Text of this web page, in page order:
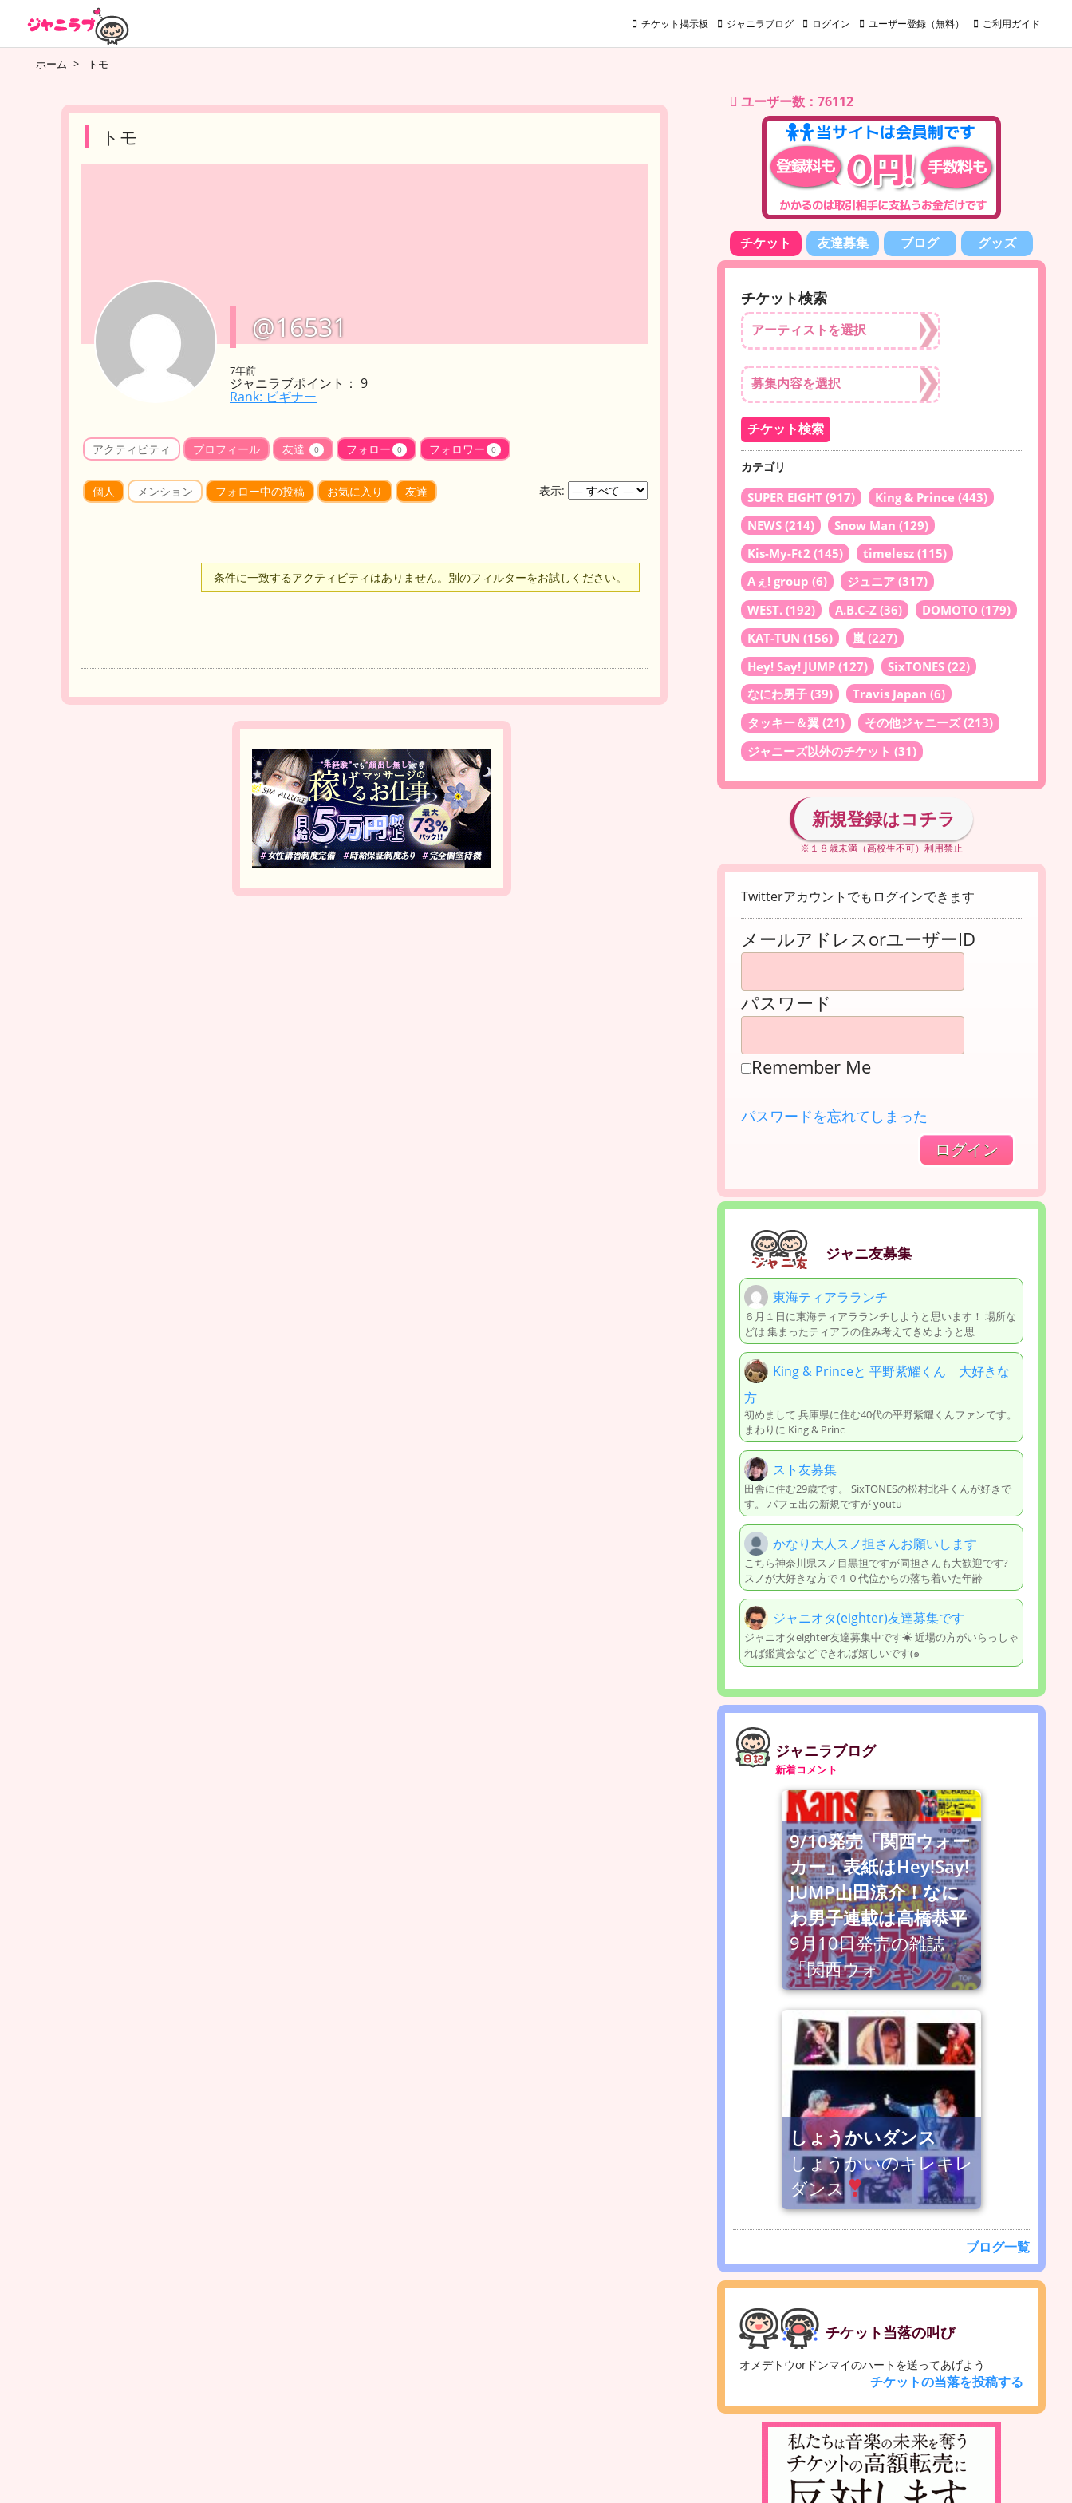
チケット掲示板 ジャニラブログ ログイン ユーザー登録（無料） ご利用ガイド
ホーム > トモ
トモ
@16531
7年前
ジャニラブポイント： 9
Rank: ビギナー
アクティビティ プロフィール 友達 0 フォロー 0 フォロワー 0
個人 メンション フォロー中の投稿 お気に入り 友達 表示:
条件に一致するアクティビティはありません。別のフィルターをお試しください。
ユーザー数：76112
チケット 友達募集 ブログ グッズ
チケット検索
カテゴリ
SUPER EIGHT (917) King & Prince (443)
NEWS (214) Snow Man (129)
Kis-My-Ft2 (145) timelesz (115)
Aぇ! group (6) ジュニア (317)
WEST. (192) A.B.C-Z (36) DOMOTO (179)
KAT-TUN (156) 嵐 (227)
Hey! Say! JUMP (127) SixTONES (22)
なにわ男子 (39) Travis Japan (6)
タッキー＆翼 (21) その他ジャニーズ(213)
ジャニーズ以外のチケット (31)
新規登録はコチラ
※１８歳未満（高校生不可）利用禁止
Twitterアカウントでもログインできます
メールアドレスorユーザーID
パスワード
Remember Me
パスワードを忘れてしまった
ジャニ友募集
東海ティアラランチ
６月１日に東海ティアラランチしようと思います！ 場所な
どは 集まったティアラの住み考えてきめようと思
King & Princeと 平野紫耀くん 大好きな
方
初めまして 兵庫県に住む40代の平野紫耀くんファンです。
まわりに King & Princ
スト友募集
田舎に住む29歳です。 SixTONESの松村北斗くんが好きで
す。 パフェ出の新規ですが youtu
かなり大人スノ担さんお願いします
こちら神奈川県スノ目黒担ですが同担さんも大歓迎です?
スノが大好きな方で４０代位からの落ち着いた年齢
ジャニオタ(eighter)友達募集です
ジャニオタeighter友達募集中です☀︎ 近場の方がいらっしゃ
れば鑑賞会などできれば嬉しいです(๑
ジャニラブログ
新着コメント
9/10発売「関西ウォー
カー」表紙はHey!Say!
JUMP山田涼介！なに
わ男子連載は高橋恭平
9月10日発売の雑誌
「関西ウォ
しょうかいダンス
しょうかいのキレキレ
ダンス
ブログ一覧
チケット当落の叫び
オメデトウorドンマイのハートを送ってあげよう
チケットの当落を投稿する